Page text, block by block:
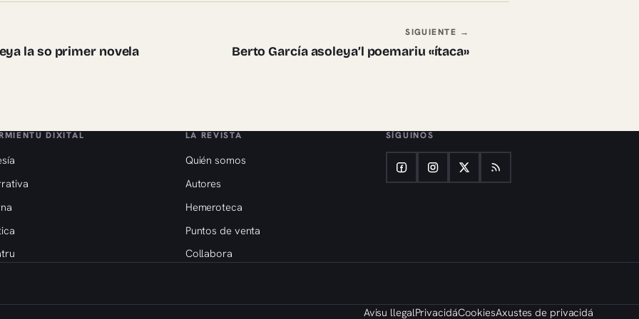
pieces
la so primer novela
SIGUIENTE →
Berto García asoleya’l poemariu «ítaca»
DIXITAL LA REVISTA
Quién somos
Autores
Hemeroteca
Puntos de venta
Collabora
SÍGUINOS
Avisu llegalPrivacidáCookiesAxustes de privacidá